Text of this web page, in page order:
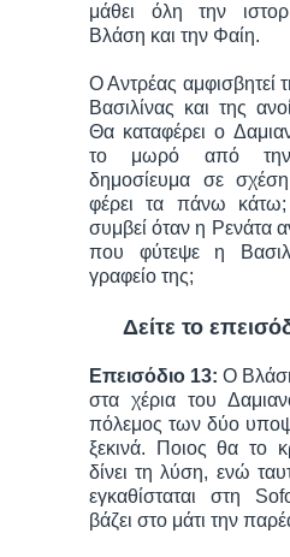
μάθει όλη την
Βλάση και την Φαίη.
Ο Αντρέας αμφισβητεί
Βασιλίνας και της
Θα καταφέρει ο
το μωρό από
δημοσίευμα σε
φέρει τα πάνω
συμβεί όταν η Ρενάτα
που φύτεψε η
γραφείο της;
Δείτε το
Επεισόδιο 13: Ο
στα χέρια του
πόλεμος των δύο
ξεκινά. Ποιος θα το
δίνει τη λύση, ενώ
εγκαθίσταται στη
βάζει στο μάτι την